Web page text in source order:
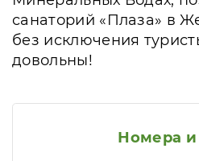
санаторий «Плаза» в
без исключения
довольны!
Номера